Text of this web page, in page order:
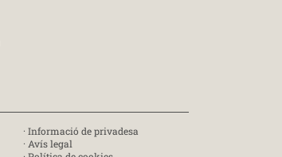
· Informació de privadesa
· Avís legal